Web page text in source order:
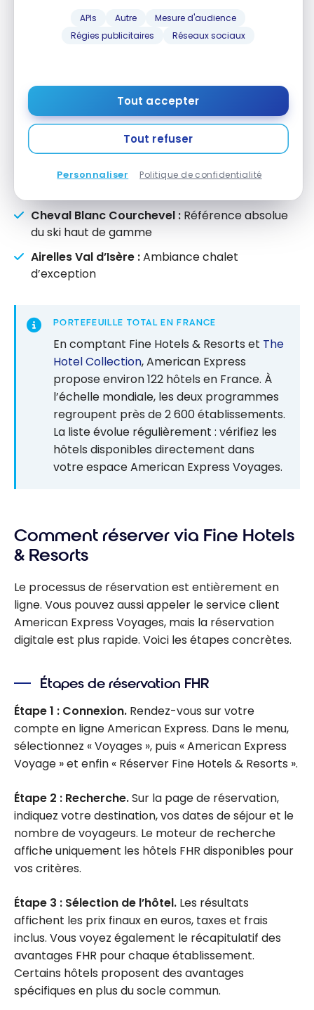
APIs Autre
Mesure d'audience
Régies publicitaires
Réseaux sociaux
Tout accepter
Tout refuser
Personnaliser Politique de confidentialité
InterContinental Bordeaux – Le Grand Hotel :
Place de la Comédie
InterContinental Marseille – Hotel Dieu :
Monument historique au Vieux-Port
Villa Maïa Lyon :
Perché sur la colline de
Fourvière
Four Seasons Hotel Megève :Ski et luxe en
Cheval Blanc Courchevel : Référence absolue
du ski haut de gamme
Airelles Val d’Isère :Ambiance chalet
d’exception
PORTEFEUILLE TOTAL EN FRANCE
En comptant Fine Hotels & Resorts et The
Hotel Collection, American Express
propose environ 122 hôtels en France. À
l’échelle mondiale, les deux programmes
regroupent près de 2 600 établissements.
La liste évolue régulièrement : vérifiez les
hôtels disponibles directement dans
votre espace American Express Voyages.
Comment réserver via Fine Hotels
& Resorts
Le processus de réservation est entièrement en
ligne. Vous pouvez aussi appeler le service client
American Express Voyages, mais la réservation
digitale est plus rapide. Voici les étapes concrètes.
Étapes de réservation FHR
Étape 1 : Connexion. Rendez-vous sur votre
compte en ligne American Express. Dans le menu,
sélectionnez « Voyages », puis « American Express
Voyage » et enfin « Réserver Fine Hotels & Resorts ».
Étape 2 : Recherche.Sur la page de réservation,
indiquez votre destination, vos dates de séjour et le
nombre de voyageurs. Le moteur de recherche
affiche uniquement les hôtels FHR disponibles pour
vos critères.
Étape 3 : Sélection de l’hôtel. Les résultats
affichent les prix finaux en euros, taxes et frais
inclus. Vous voyez également le récapitulatif des
avantages FHR pour chaque établissement.
Certains hôtels proposent des avantages
spécifiques en plus du socle commun.